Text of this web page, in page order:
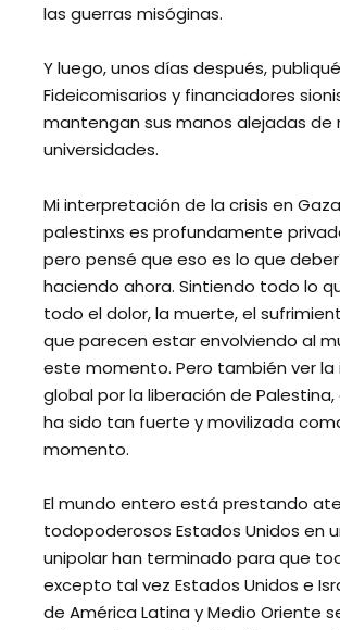
las guerras misóginas.
Y luego, unos días después,
Fideicomisarios y financiadores
mantengan sus manos alejadas de
universidades.
Mi interpretación de la crisis en
palestinxs es profundamente
pero pensé que eso es lo que
haciendo ahora. Sintiendo todo lo
todo el dolor, la muerte, el
que parecen estar envolviendo al
este momento. Pero también ver la
global por la liberación de
ha sido tan fuerte y movilizada
momento.
El mundo entero está prestando
todopoderosos Estados Unidos en
unipolar han terminado para que
excepto tal vez Estados Unidos e
de América Latina y Medio Oriente